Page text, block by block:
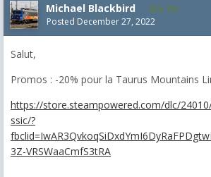
Michael Blackbird 5,718
Posted December 27, 2022
Salut,
Promos : -20% pour la Taurus Mountains
https://store.steampowered.com/dlc/
ssic/?
3Z-VRSWaaCmfS3tRA